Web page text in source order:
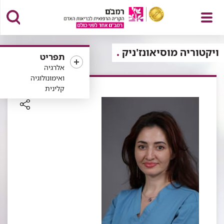
פתח
תפריט
תפריט
אלרגיה
ואימונולוגיה
קלינית
ויקטוריה מוסיאונז'ניק